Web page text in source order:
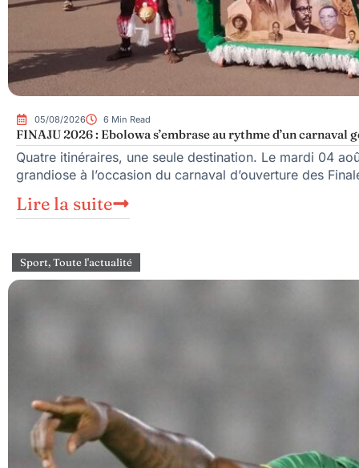
05/08/2026 6 Min Read
FINAJU 2026 : Ebolowa s’embrase au rythme d’un carnaval
Quatre itinéraires, une seule destination. Le mardi 04
grandiose à l’occasion du carnaval d’ouverture des
Lire la suite
Sport,Toute l'actualité